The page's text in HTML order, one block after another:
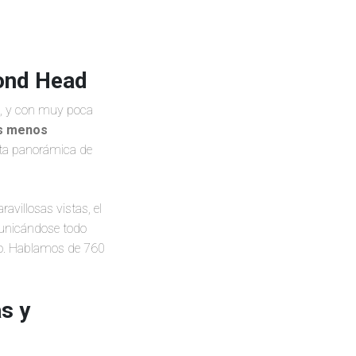
Head
y con muy poca
menos
panorámica de
vistas, el
todo
Hablamos de 760
y